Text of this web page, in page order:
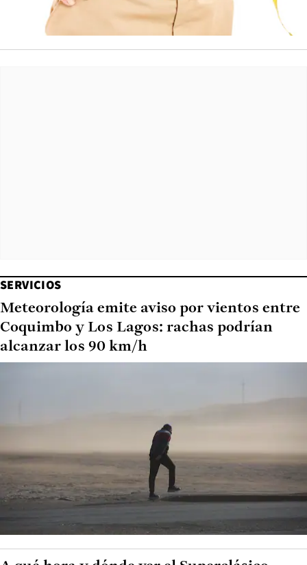
SERVICIOS
Meteorología emite aviso por vientos entre
Coquimbo y Los Lagos: rachas podrían
alcanzar los 90 km/h